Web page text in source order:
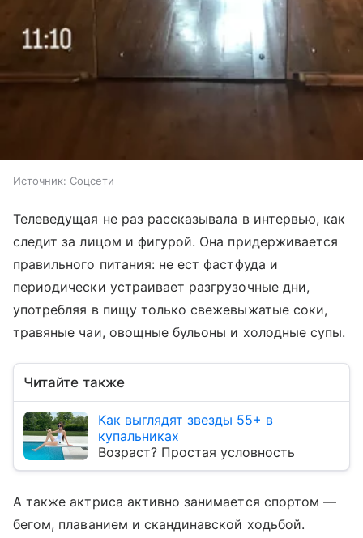
Источник: Соцсети
Телеведущая не раз рассказывала в интервью, как
следит за лицом и фигурой. Она придерживается
правильного питания: не ест фастфуда и
периодически устраивает разгрузочные дни,
употребляя в пищу только свежевыжатые соки,
травяные чаи, овощные бульоны и холодные супы.
Читайте также
Как выглядят звезды 55+ в
купальниках
Возраст? Простая условность
А также актриса активно занимается спортом —
бегом, плаванием и скандинавской ходьбой.